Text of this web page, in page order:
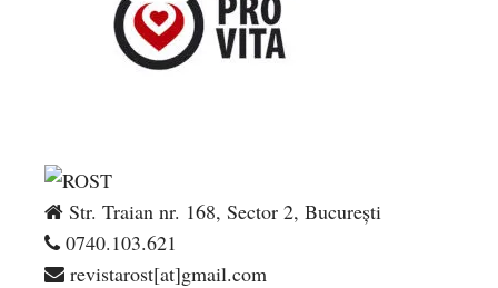
Str. Traian nr. 168, Sector 2, București
0740.103.621
revistarost[at]gmail.com